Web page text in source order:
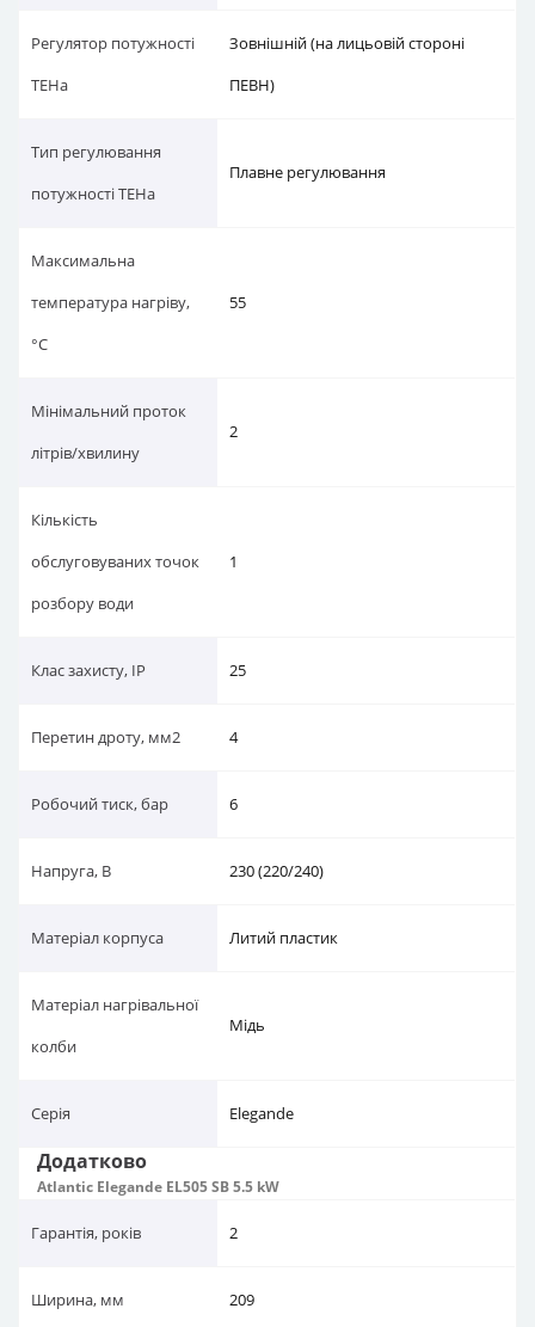
Регулятор потужності
ТЕНа
Зовнішній (на лицьовій стороні
ПЕВН)
Тип регулювання
потужності ТЕНа
Плавне регулювання
Максимальна
температура нагріву,
°С
55
Мінімальний проток
літрів/хвилину
2
Кількість
обслуговуваних точок
розбору води
1
Клас захисту, IP 25
Перетин дроту, мм2 4
Робочий тиск, бар 6
Напруга, В 230 (220/240)
Матеріал корпуса Литий пластик
Матеріал нагрівальної
колби
Мідь
Серія Elegande
Додатково
Atlantic Elegande EL505 SB 5.5 kW
Гарантія, років 2
Ширина, мм 209